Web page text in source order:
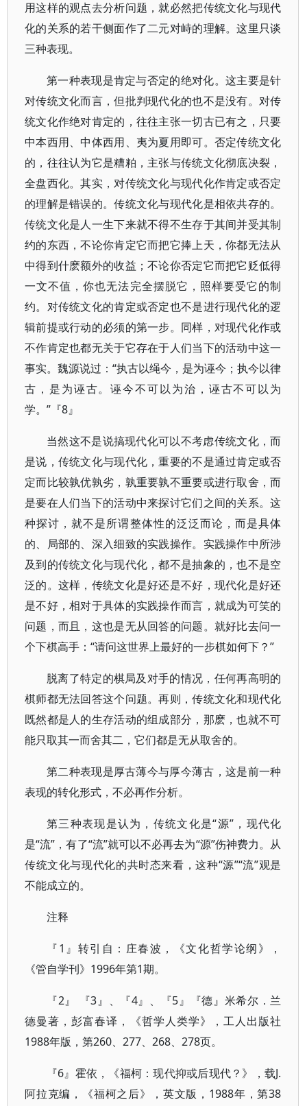
用这样的观点去分析问题，就必然把传统文化与现代
化的关系的若干侧面作了二元对峙的理解。这里只谈
三种表现。
第一种表现是肯定与否定的绝对化。这主要是针
对传统文化而言，但批判现代化的也不是没有。对传
统文化作绝对肯定的，往往主张一切古已有之，只要
中本西用、中体西用、夷为夏用即可。否定传统文化
的，往往认为它是糟粕，主张与传统文化彻底决裂，
全盘西化。其实，对传统文化与现代化作肯定或否定
的理解是错误的。传统文化与现代化是相依共存的。
传统文化是人一生下来就不得不生存于其间并受其制
约的东西，不论你肯定它而把它捧上天，你都无法从
中得到什麽额外的收益；不论你否定它而把它贬低得
一文不值，你也无法完全摆脱它，照样要受它的制
约。对传统文化的肯定或否定也不是进行现代化的逻
辑前提或行动的必须的第一步。同样，对现代化作或
不作肯定也都无关于它存在于人们当下的活动中这一
事实。魏源说过：“执古以绳今，是为诬今；执今以律
古，是为诬古。诬今不可以为治，诬古不可以为
学。”『8』
当然这不是说搞现代化可以不考虑传统文化，而
是说，传统文化与现代化，重要的不是通过肯定或否
定而比较孰优孰劣，孰重要孰不重要或进行取舍，而
是要在人们当下的活动中来探讨它们之间的关系。这
种探讨，就不是所谓整体性的泛泛而论，而是具体
的、局部的、深入细致的实践操作。实践操作中所涉
及到的传统文化与现代化，都不是抽象的，也不是空
泛的。这样，传统文化是好还是不好，现代化是好还
是不好，相对于具体的实践操作而言，就成为可笑的
问题，而且，这也是无从回答的问题。就好比去问一
个下棋高手：“请问这世界上最好的一步棋如何下？”
脱离了特定的棋局及对手的情况，任何再高明的
棋师都无法回答这个问题。再则，传统文化和现代化
既然都是人的生存活动的组成部分，那麽，也就不可
能只取其一而舍其二，它们都是无从取舍的。
第二种表现是厚古薄今与厚今薄古，这是前一种
表现的转化形式，不必再作分析。
第三种表现是认为，传统文化是“源”，现代化
是“流”，有了“流”就可以不必再去为“源”伤神费力。从
传统文化与现代化的共时态来看，这种“源”“流”观是
不能成立的。
注释
『1』转引自：庄春波，《文化哲学论纲》，
《管自学刊》1996年第1期。
『2』 『3』、『4』、『5』『德』米希尔．兰
德曼著，彭富春译，《哲学人类学》，工人出版社
1988年版，第260、277、268、278页。
『6』霍依，《福柯：现代抑或后现代？》，载J.
阿拉克编，《福柯之后》，英文版，1988年，第38